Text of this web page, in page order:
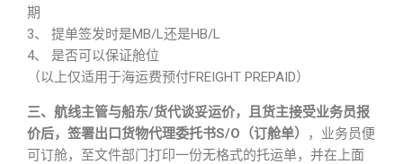
期
3、 提单签发时是MB/L还是HB/L
4、 是否可以保证舱位
（以上仅适用于海运费预付FREIGHT PREPAID）
三、航线主管与船东/货代谈妥运价，且货主接受业务员报
价后，签署出口货物代理委托书S/O（订舱单）
，业务员便
可订舱，至文件部门打印一份无格式的托运单，并在上面